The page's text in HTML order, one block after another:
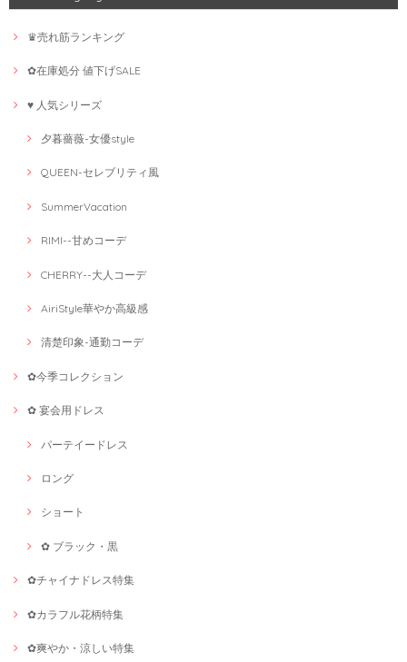
♛売れ筋ランキング
✿在庫処分 値下げSALE
♥ 人気シリーズ
夕暮薔薇-女優style
QUEEN-セレブリティ風
SummerVacation
RIMI--甘めコーデ
CHERRY--大人コーデ
AiriStyle華やか高級感
清楚印象-通勤コーデ
✿今季コレクション
✿ 宴会用ドレス
パーテイードレス
ロング
ショート
✿ ブラック・黒
✿チャイナドレス特集
✿カラフル花柄特集
✿爽やか・涼しい特集